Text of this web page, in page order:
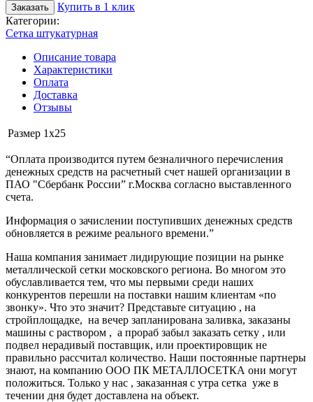
Заказать
Купить в 1 клик
Категории:
Сетка штукатурная
Описание товара
Характеристики
Оплата
Доставка
Отзывы
Размер 1х25
“Оплата производится путем безналичного перечисления
денежных средств на расчетный счет нашей организации в
ПАО "Сбербанк России” г.Москва согласно выставленного
счета.
Информация о зачислении поступивших денежных средств
обновляется в режиме реального времени.”
Наша компания занимает лидирующие позиции на рынке
металлической сетки московского региона. Во многом это
обуславливается тем, что мы первыми среди наших
конкурентов перешли на поставки нашим клиентам «по
звонку». Что это значит? Представьте ситуацию , на
стройплощадке, на вечер запланирована заливка, заказаны
машины с раствором , а прораб забыл заказать сетку , или
подвел нерадивый поставщик, или проектировщик не
правильно рассчитал количество. Наши постоянные партнеры
знают, на компанию ООО ПК МЕТАЛЛОСЕТКА они могут
положиться. Только у нас , заказанная с утра сетка уже в
течении дня будет доставлена на объект.